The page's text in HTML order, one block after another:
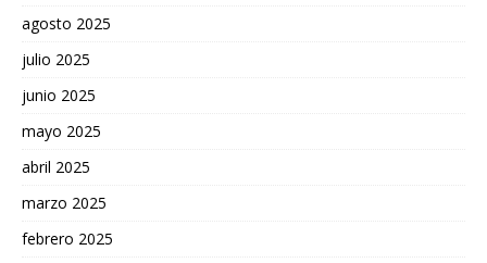
agosto 2025
julio 2025
junio 2025
mayo 2025
abril 2025
marzo 2025
febrero 2025